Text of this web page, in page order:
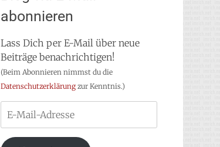
abonnieren
Lass Dich per E-Mail über neue
Beiträge benachrichtigen!
(Beim Abonnieren nimmst du die
Datenschutzerklärungzur Kenntnis.)
Mail-
Adresse